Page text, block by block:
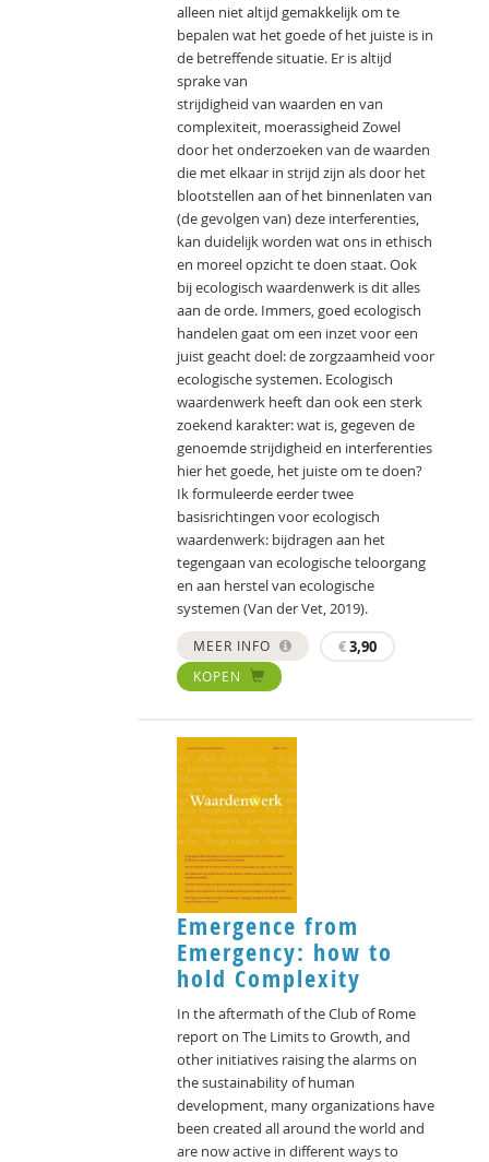
alleen niet altijd gemakkelijk om te
bepalen wat het goede of het juiste is in
de betreffende situatie. Er is altijd
sprake van
strijdigheid van waarden en van
complexiteit, moerassigheid Zowel
door het onderzoeken van de waarden
die met elkaar in strijd zijn als door het
blootstellen aan of het binnenlaten van
(de gevolgen van) deze interferenties,
kan duidelijk worden wat ons in ethisch
en moreel opzicht te doen staat. Ook
bij ecologisch waardenwerk is dit alles
aan de orde. Immers, goed ecologisch
handelen gaat om een inzet voor een
juist geacht doel: de zorgzaamheid voor
ecologische systemen. Ecologisch
waardenwerk heeft dan ook een sterk
zoekend karakter: wat is, gegeven de
genoemde strijdigheid en interferenties
hier het goede, het juiste om te doen?
Ik formuleerde eerder twee
basisrichtingen voor ecologisch
waardenwerk: bijdragen aan het
tegengaan van ecologische teloorgang
en aan herstel van ecologische
systemen (Van der Vet, 2019).
MEER INFO €3,90
KOPEN
Emergence from
Emergency: how to
hold Complexity
In the aftermath of the Club of Rome
report on The Limits to Growth, and
other initiatives raising the alarms on
the sustainability of human
development, many organizations have
been created all around the world and
are now active in different ways to